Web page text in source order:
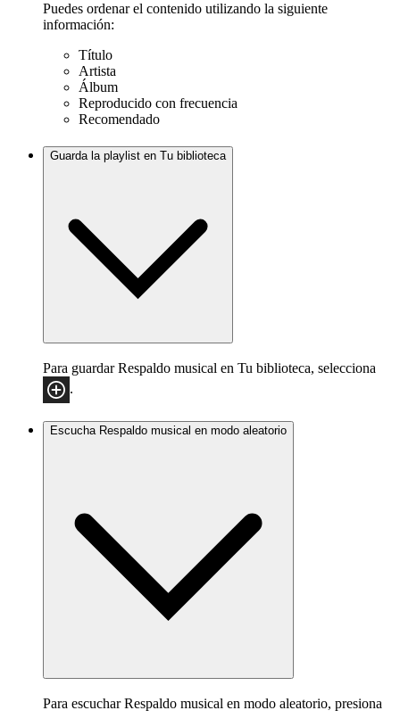
Puedes ordenar el contenido utilizando la siguiente
información:
Título
Artista
Álbum
Reproducido con frecuencia
Recomendado
Guarda la playlist en Tu biblioteca
Para guardar Respaldo musical en Tu biblioteca, selecciona
Escucha Respaldo musical en modo aleatorio
Para escuchar Respaldo musical en modo aleatorio, presiona